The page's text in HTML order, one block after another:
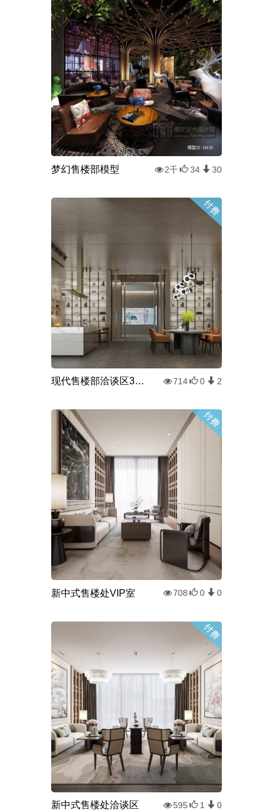
梦幻售楼部模型 2千 34 30
现代售楼部洽谈区3d模型 714 0 2
新中式售楼处VIP室 708 0 0
新中式售楼处洽谈区 595 1 0